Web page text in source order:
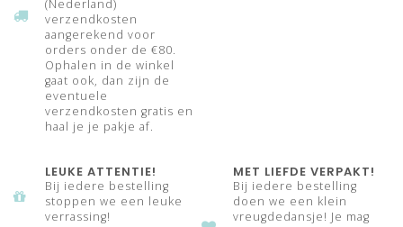
(Nederland)
verzendkosten
aangerekend voor
orders onder de €80.
Ophalen in de winkel
gaat ook, dan zijn de
eventuele
verzendkosten gratis en
haal je je pakje af.
LEUKE ATTENTIE!
Bij iedere bestelling
stoppen we een leuke
verrassing!
MET LIEFDE VERPAKT!
Bij iedere bestelling
doen we een klein
vreugdedansje! Je mag